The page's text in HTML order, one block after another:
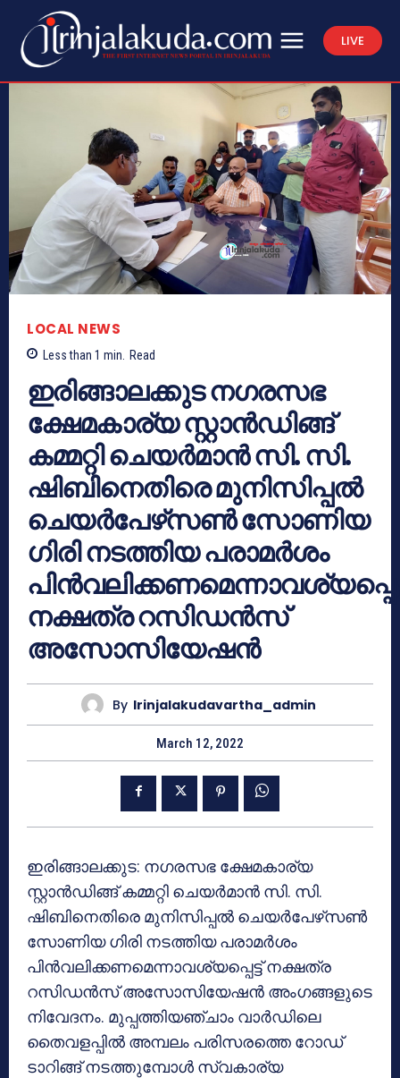
LIVE
LOCAL NEWS
Less than 1 min. Read
ഇരിങ്ങാലക്കുട നഗരസഭ
ക്ഷേമകാര്യ സ്റ്റാന്‍ഡിങ്ങ്
കമ്മറ്റി ചെയര്‍മാന്‍ സി. സി.
ഷിബിനെതിരെ മുനിസിപ്പല്‍
ചെയര്‍പേഴ്‌സണ്‍ സോണിയ
ഗിരി നടത്തിയ പരാമര്‍ശം
നക്ഷത്ര റസിഡന്‍സ്
അസോസിയേഷന്‍
By Irinjalakudavartha_admin
March 12, 2022
ഇരിങ്ങാലക്കുട: നഗരസഭ ക്ഷേമകാര്യ
സ്റ്റാന്‍ഡിങ്ങ് കമ്മറ്റി ചെയര്‍മാന്‍ സി. സി.
ഷിബിനെതിരെ മുനിസിപ്പല്‍ ചെയര്‍പേഴ്‌സണ്‍
സോണിയ ഗിരി നടത്തിയ പരാമര്‍ശം
പിന്‍വലിക്കണമെന്നാവശ്യപ്പെട്ട് നക്ഷത്ര
റസിഡന്‍സ് അസോസിയേഷന്‍ അംഗങ്ങളുടെ
നിവേദനം. മുപ്പത്തിയഞ്ചാം വാര്‍ഡിലെ
തൈവളപ്പില്‍ അമ്പലം പരിസരത്തെ റോഡ്
ടാറിങ്ങ് നടത്തുമ്പോള്‍ സ്വകാര്യ